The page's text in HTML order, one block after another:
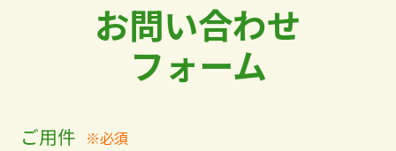
お問い合わせ
フォーム
ご用件 ※必須